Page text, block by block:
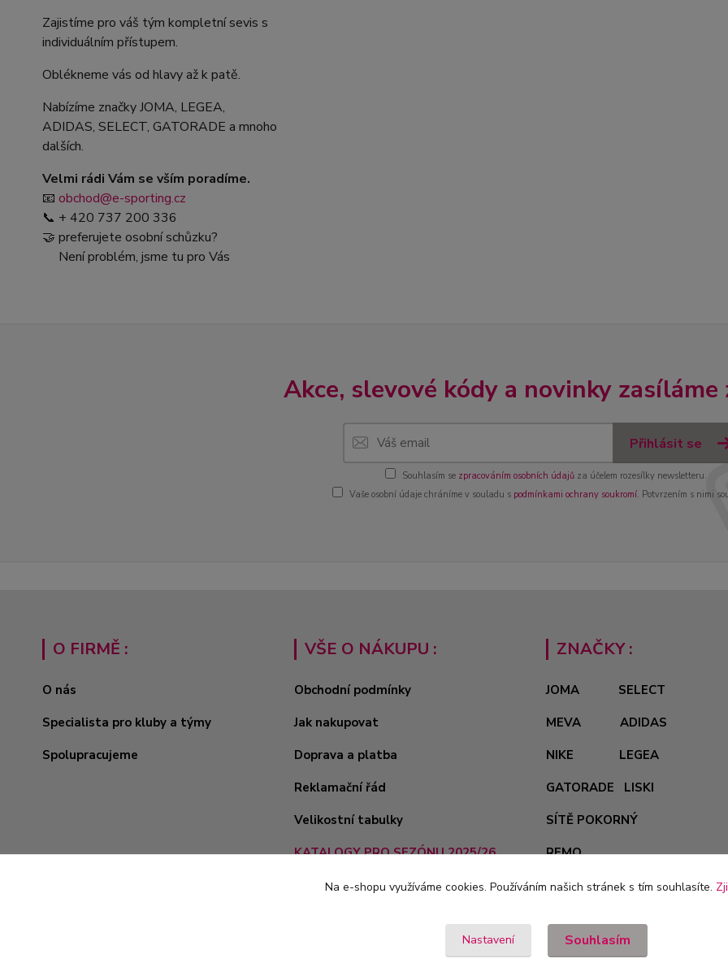
Zajistíme pro váš tým kompletní sevis s
individuálním přístupem.
Oblékneme vás od hlavy až k patě.
Nabízíme značky JOMA, LEGEA,
ADIDAS, SELECT, GATORADE a mnoho
dalších.
Velmi rádi Vám se vším poradíme.
📧 obchod@e-sporting.cz
📞 + 420 737 200 336
🤝 preferujete osobní schůzku?
Není problém, jsme tu pro Vás
Akce, slevové kódy a novinky zasíláme
Přihlásit se
Souhlasím se zpracováním osobních údajů za účelem rozesílky newsletteru.
Vaše osobní údaje chráníme v souladu s podmínkami ochrany soukromí. Potvrzením s nimi
O FIRMĚ :
O nás
Specialista pro kluby a týmy
Spolupracujeme
VŠE O NÁKUPU :
Obchodní podmínky
Jak nakupovat
Doprava a platba
Reklamační řád
Velikostní tabulky
KATALOGY PRO SEZÓNU 2025/26
ZNAČKY :
JOMA
SELECT
MEVA
ADIDAS
NIKE
LEGEA
GATORADE
LISKI
SÍTĚ POKORNÝ
REMO
Na e-shopu využíváme cookies. Používáním našich stránek s tím souhlasíte.
Nastavení Souhlasím